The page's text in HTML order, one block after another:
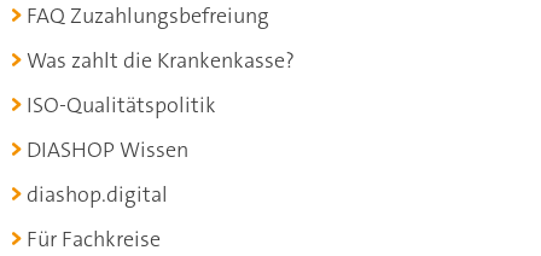
FAQ Zuzahlungsbefreiung
Was zahlt die Krankenkasse?
ISO-Qualitätspolitik
DIASHOP Wissen
diashop.digital
Für Fachkreise